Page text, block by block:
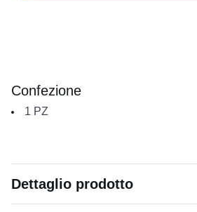
Confezione
1 PZ
Dettaglio prodotto